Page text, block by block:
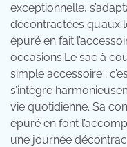
exceptionnelle,
décontractées qu’aux
épuré en fait
occasions.Le sac à
simple accessoire ;
s’intègre
vie quotidienne. Sa
épuré en font
une journée